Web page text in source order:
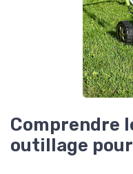
Comprendre
outillage